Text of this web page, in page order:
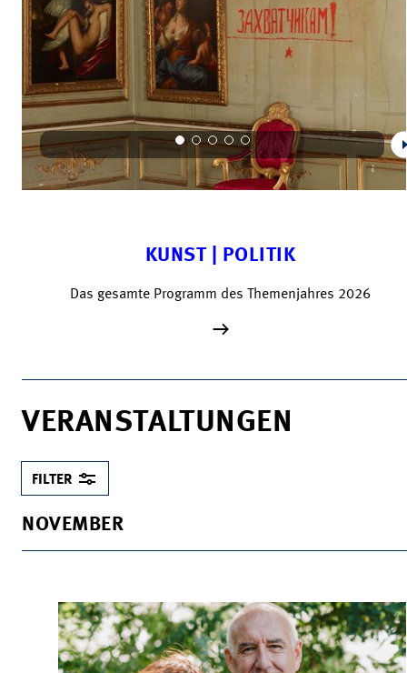
KUNST | POLITIK
Das gesamte Programm des Themenjahres 2026
VERANSTALTUNGEN
FILTER
NOVEMBER